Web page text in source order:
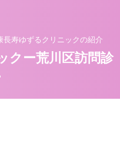
寿ゆずるクリニックの紹介
クー荒川区訪問診